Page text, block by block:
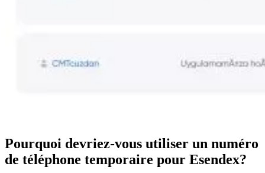
Pourquoi devriez-vous utiliser un numéro
de téléphone temporaire pour Esendex?